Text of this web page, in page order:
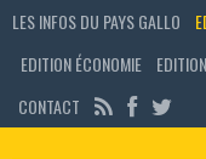
LES INFOS DU PAYS GALLO
EDITION ÉCONOMIE
CONTACT